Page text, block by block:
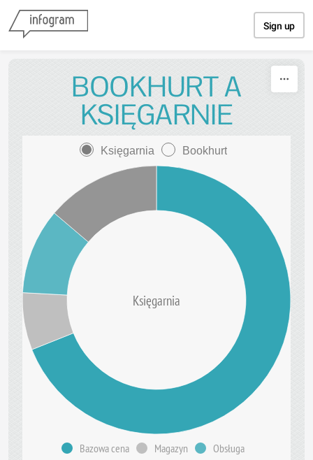
Sign up
BOOKHURT A
KSIĘGARNIE
Księgarnia Bookhurt
Księgarnia
Bazowa cena Magazyn
Obsługa